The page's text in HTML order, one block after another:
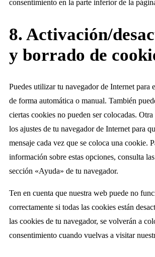
consentimiento en la parte inferior de la
8. Activación/
y borrado de
Puedes utilizar tu navegador de Internet para
de forma automática o manual. También
ciertas cookies no pueden ser colocadas.
los ajustes de tu navegador de Internet para
mensaje cada vez que se coloca una cookie.
información sobre estas opciones, consulta
sección «Ayuda» de tu navegador.
Ten en cuenta que nuestra web puede no
correctamente si todas las cookies están
las cookies de tu navegador, se volverán a
consentimiento cuando vuelvas a visitar